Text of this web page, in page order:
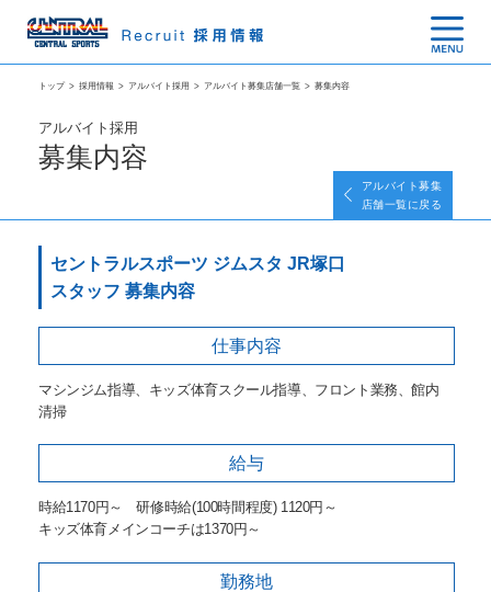
トップ > 採用情報 > アルバイト採用 > アルバイト募集店舗一覧 > 募集内容
アルバイト採用
募集内容
アルバイト募集
店舗一覧に戻る
セントラルスポーツ ジムスタ JR塚口
スタッフ 募集内容
仕事内容
マシンジム指導、キッズ体育スクール指導、フロント業務、館内
清掃
給与
時給1170円～ 研修時給(100時間程度) 1120円～
キッズ体育メインコーチは1370円～
勤務地